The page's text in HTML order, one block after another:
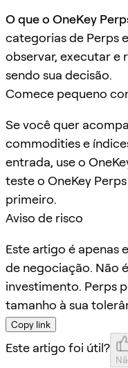
O que o OneKey
categorias de Perps
observar, executar e
sendo sua decisão.
Comece pequeno
Se você quer
commodities e
entrada, use o
teste o OneKey
primeiro.
Aviso de risco
Este artigo é apenas
de negociação. Não
investimento. Perps
tamanho à sua
Copy link
Este artigo foi útil?